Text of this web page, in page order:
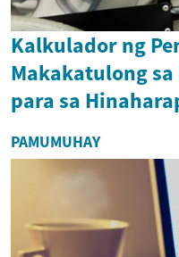
Kalkulador ng
Makakatulong
para sa
PAMUMUHAY